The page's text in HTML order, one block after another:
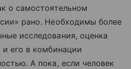
о самостоятельном
рано. Необходимы более
исследования, оценка
и его в комбинации
А пока, если человек